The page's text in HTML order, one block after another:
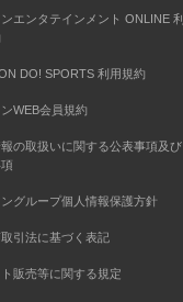
エンタテインメント ONLINE 利
DO! SPORTS 利用規約
WEB会員規約
の取扱いに関する公表事項及び
ングループ個人情報保護方針
引法に基づく表記
販売等に関する規定